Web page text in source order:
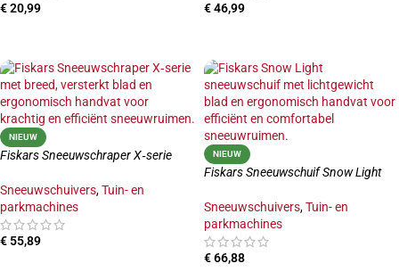
€20,99 €46,99
NIEUW
Fiskars Sneeuwschraper X‑serie
Sneeuwschuivers,Tuin- en
parkmachines
€ 55,89
NIEUW
Fiskars Sneeuwschuif Snow Light
Sneeuwschuivers,Tuin- en
parkmachines
€66,88